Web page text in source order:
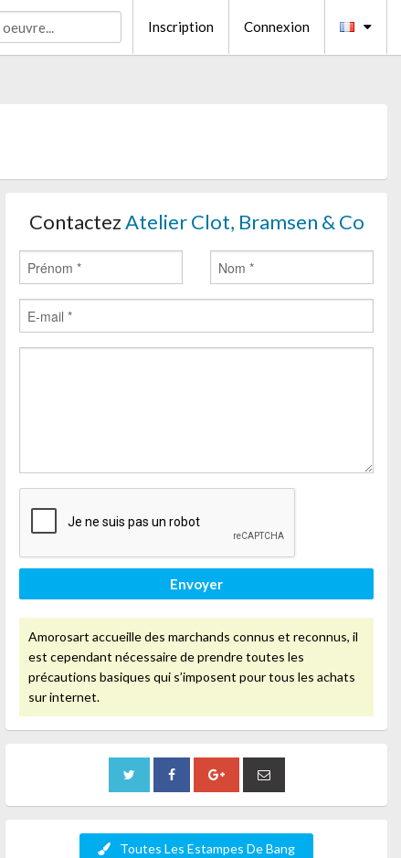
Inscription Connexion
ContactezAtelier Clot, Bramsen & Co
Envoyer
Amorosart accueille des marchands connus et reconnus, il
est cependant nécessaire de prendre toutes les
précautions basiques qui s’imposent pour tous les achats
sur internet.
Toutes Les Estampes De Bang